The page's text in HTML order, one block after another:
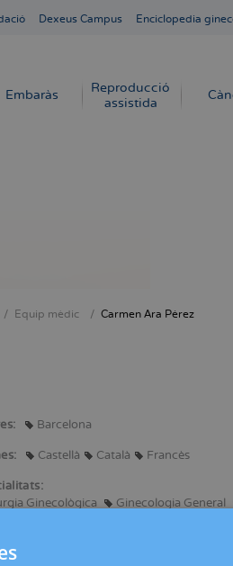
Dexeus Campus Enciclopedia
Embaràs
Reproducció
assistida
Equip mèdic Carmen Ara Pérez
Barcelona
Castellà Català Francès
Ginecològica
Ginecologia General